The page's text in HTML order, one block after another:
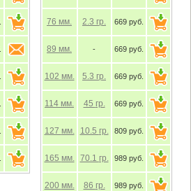
76 мм. 2.3 гр. 669 руб.
89 мм. - 669 руб.
102 мм. 5.3 гр. 669 руб.
114 мм. 45 гр. 669 руб.
127 мм. 10.5 гр. 809 руб.
165 мм. 70.1 гр. 989 руб.
200 мм. 86 гр. 989 руб.